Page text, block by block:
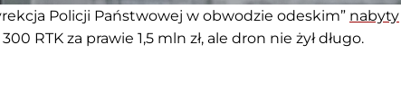
Policji Państwowej w obwodzie odeskim” nabyty
RTK za prawie 1,5 mln zł, ale dron nie żył długo.